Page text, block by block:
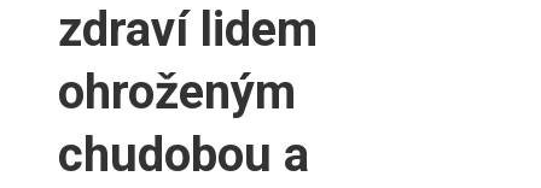
zdraví lidem
ohroženým
chudobou a